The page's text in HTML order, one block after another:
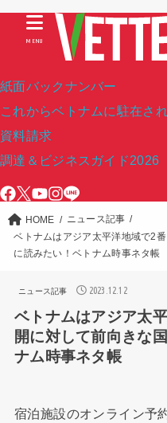
紙面バックナンバー
これからベトナムに駐在さ
資料請求
調達＆ビジネスガイド2026
MENU
HOME
ニュース記事
ベトナムはアジア太平洋地域で2
に読みたい！ベトナム時事ネタ帳
ニュース記事 2023.12.12
ベトナムはアジア太
開に対して前向きな
ナム時事ネタ帳
宿泊施設のオンライン予